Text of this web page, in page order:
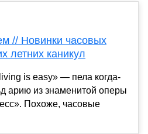
// Новинки часовых
летних каникул
is easy» — пела когда-
арию из знаменитой оперы
Похоже, часовые